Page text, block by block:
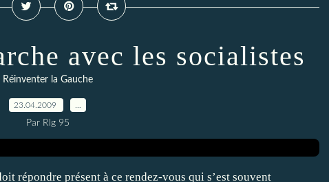
avec les socialistes
Réinventer la Gauche
23.04.2009
Par Rlg 95
répondre présent à ce rendez-vous qui s’est souvent